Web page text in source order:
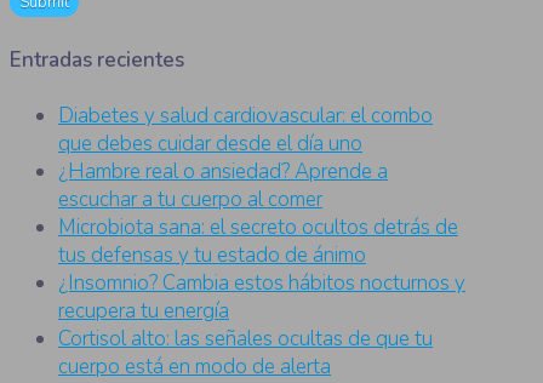
Entradas recientes
Diabetes y salud cardiovascular: el combo
que debes cuidar desde el día uno
¿Hambre real o ansiedad? Aprende a
escuchar a tu cuerpo al comer
Microbiota sana: el secreto ocultos detrás de
tus defensas y tu estado de ánimo
¿Insomnio? Cambia estos hábitos nocturnos y
recupera tu energía
Cortisol alto: las señales ocultas de que tu
cuerpo está en modo de alerta